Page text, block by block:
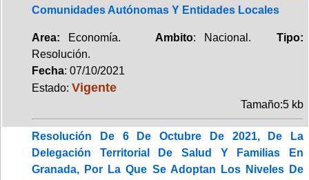
Comunidades Autónomas Y Entidades Locales
Area: Economía. Ambito: Nacional.Tipo:
Resolución.
Fecha: 07/10/2021
Estado: Vigente
Tamaño:5 kb
Resolución De 6 De Octubre De 2021, De La
Delegación Territorial De Salud Y Familias En
Granada, Por La Que Se Adoptan Los Niveles De